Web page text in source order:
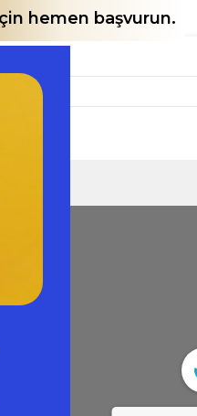
hemen başvurun.